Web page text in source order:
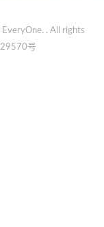
. All rights
号